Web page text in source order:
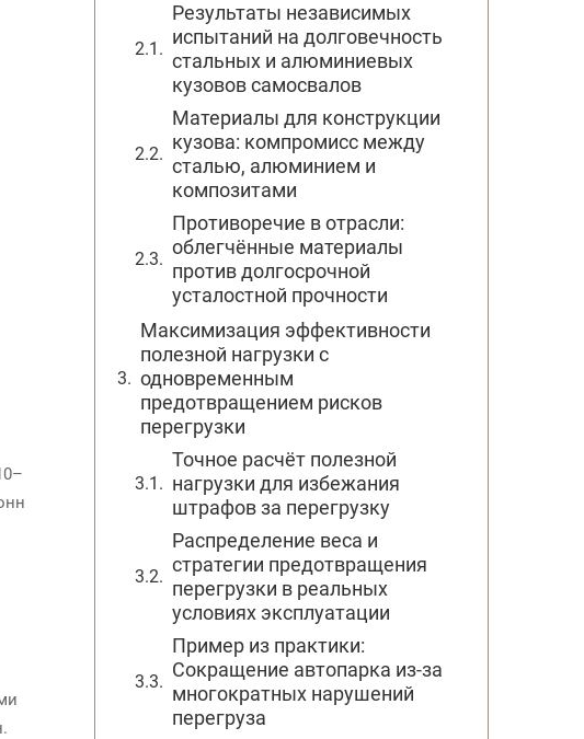
Результаты независимых
испытаний на долговечность
стальных и алюминиевых
кузовов самосвалов
Материалы для конструкции
кузова: компромисс между
сталью, алюминием и
композитами
Противоречие в отрасли:
облегчённые материалы
против долгосрочной
усталостной прочности
Максимизация эффективности
полезной нагрузки с
одновременным
предотвращением рисков
перегрузки
Точное расчёт полезной
нагрузки для избежания
штрафов за перегрузку
Распределение веса и
стратегии предотвращения
перегрузки в реальных
условиях эксплуатации
Пример из практики:
Сокращение автопарка из-за
многократных нарушений
перегруза